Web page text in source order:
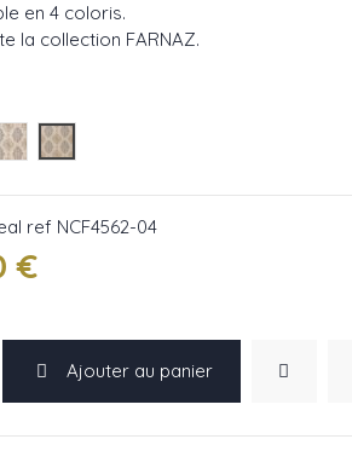
en 4 coloris.
la collection FARNAZ.
01
NCF4562-02
Jade ref NCF4562-03
Teal ref NCF4562-04
ref NCF4562-04
€
Ajouter au panier